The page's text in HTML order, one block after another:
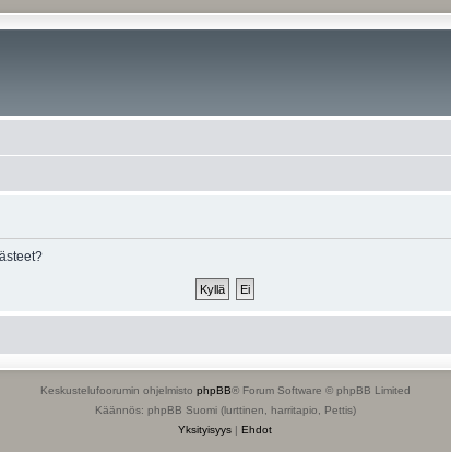
Keskustelufoorumin ohjelmisto phpBB® Forum Software © phpBB Limited
Käännös: phpBB Suomi (lurttinen, harritapio, Pettis)
Yksityisyys | Ehdot